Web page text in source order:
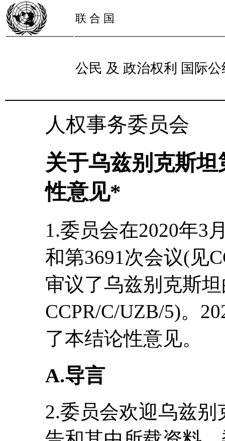
联 合 国
公民 及 政治权利 国际公
人权事务委员会
关于乌兹别克斯
性意见*
1.委员会在2020年3
和第3691次会议(见
审议了乌兹别克斯
CCPR/C/UZB/5)。
了本结论性意见。
A.导言
2.委员会欢迎乌兹